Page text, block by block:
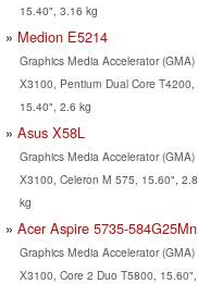
15.40", 3.16 kg
Medion E5214
Graphics Media Accelerator (GMA)
X3100, Pentium Dual Core T4200,
15.40", 2.6 kg
Asus X58L
Graphics Media Accelerator (GMA)
X3100, Celeron M 575, 15.60", 2.8
kg
Acer Aspire 5735-584G25Mn
Graphics Media Accelerator (GMA)
X3100, Core 2 Duo T5800, 15.60",